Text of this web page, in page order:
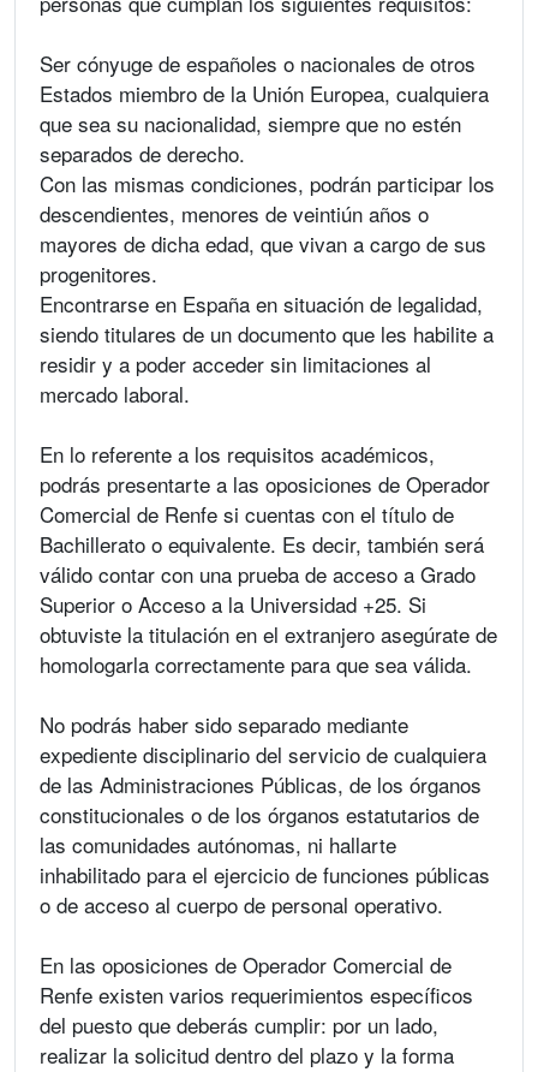
Ser cónyuge de españoles o nacionales de otros
Estados miembro de la Unión Europea, cualquiera
que sea su nacionalidad, siempre que no estén
separados de derecho.
Con las mismas condiciones, podrán participar los
descendientes, menores de veintiún años o
mayores de dicha edad, que vivan a cargo de sus
progenitores.
Encontrarse en España en situación de legalidad,
siendo titulares de un documento que les habilite a
residir y a poder acceder sin limitaciones al
mercado laboral.
En lo referente a los requisitos académicos,
podrás presentarte a las oposiciones de Operador
Comercial de Renfe si cuentas con el título de
Bachillerato o equivalente. Es decir, también será
válido contar con una prueba de acceso a Grado
Superior o Acceso a la Universidad +25. Si
obtuviste la titulación en el extranjero asegúrate de
homologarla correctamente para que sea válida.
No podrás haber sido separado mediante
expediente disciplinario del servicio de cualquiera
de las Administraciones Públicas, de los órganos
constitucionales o de los órganos estatutarios de
las comunidades autónomas, ni hallarte
inhabilitado para el ejercicio de funciones públicas
o de acceso al cuerpo de personal operativo.
En las oposiciones de Operador Comercial de
Renfe existen varios requerimientos específicos
del puesto que deberás cumplir: por un lado,
realizar la solicitud dentro del plazo y la forma